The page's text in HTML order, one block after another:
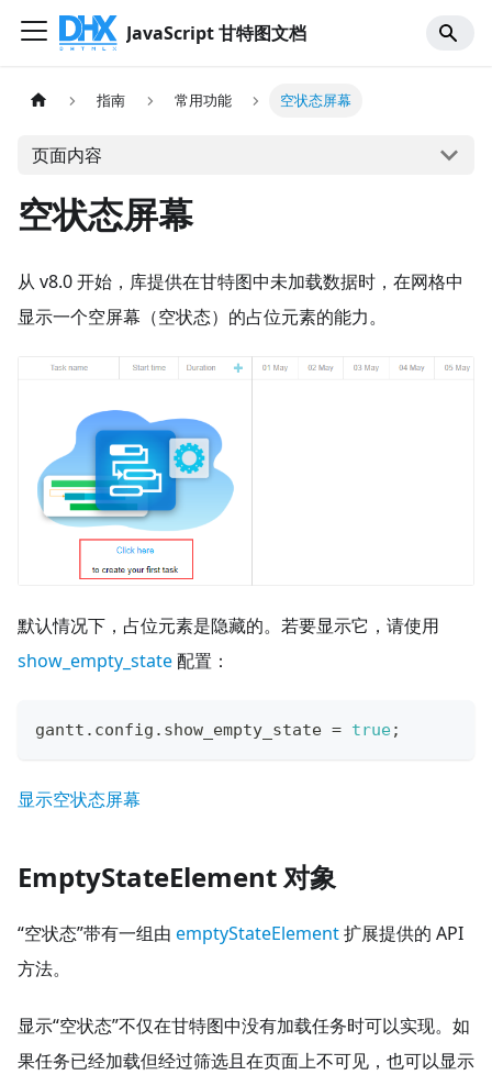
JavaScript 甘特图文档
指南 常用功能 空状态屏幕
页面内容
空状态屏幕
从 v8.0 开始，库提供在甘特图中未加载数据时，在网格中
显示一个空屏幕（空状态）的占位元素的能力。
默认情况下，占位元素是隐藏的。若要显示它，请使用
show_empty_state配置：
gantt . config . show_empty_state = true;
显示空状态屏幕
EmptyStateElement 对象
“空状态”带有一组由 emptyStateElement扩展提供的 API
方法。
显示“空状态”不仅在甘特图中没有加载任务时可以实现。如
果任务已经加载但经过筛选且在页面上不可见，也可以显示